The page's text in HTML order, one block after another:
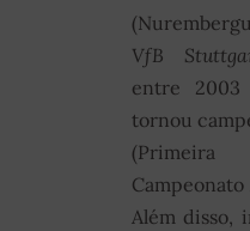
VfB
entre 2003
tornou
Campeonato
Além disso,